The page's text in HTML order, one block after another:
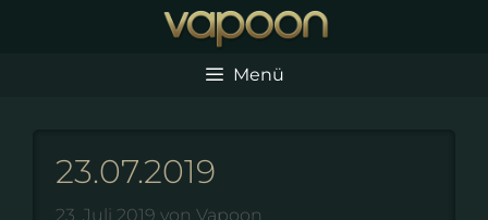
Menü
23.07.2019
23. Juli 2019 von Vapoon